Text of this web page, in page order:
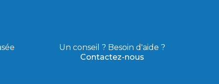
Un conseil ? Besoin d'aide ?
Contactez-nous